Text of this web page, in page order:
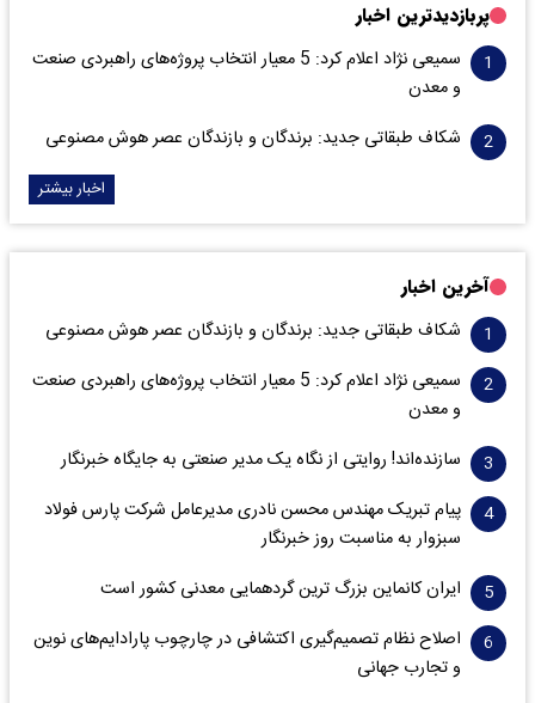
پربازدیدترین اخبار
سمیعی‌ نژاد اعلام کرد: 5 معیار انتخاب پروژه‌های راهبردی صنعت
و معدن
شکاف طبقاتی جدید: برندگان و بازندگان عصر هوش مصنوعی
اخبار بیشتر
آخرین اخبار
شکاف طبقاتی جدید: برندگان و بازندگان عصر هوش مصنوعی
سمیعی‌ نژاد اعلام کرد: 5 معیار انتخاب پروژه‌های راهبردی صنعت
و معدن
سازنده‌اند! روایتی از نگاه یک مدیر صنعتی به جایگاه خبرنگار
پیام تبریک مهندس محسن نادری مدیرعامل شرکت پارس فولاد
سبزوار به مناسبت روز خبرنگار
ایران کانماین بزرگ ترین گردهمایی معدنی کشور است
اصلاح نظام تصمیم‌گیری اکتشافی در چارچوب پارادایم‌های نوین
و تجارب جهانی